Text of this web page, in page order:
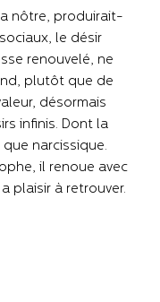
nôtre, produirait-
le désir
renouvelé, ne
plutôt que de
désormais
infinis. Dont la
narcissique.
il renoue avec
plaisir à retrouver.